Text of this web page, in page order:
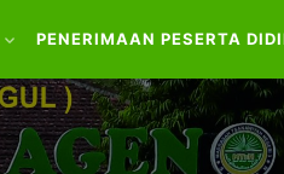
PENERIMAAN PESERTA